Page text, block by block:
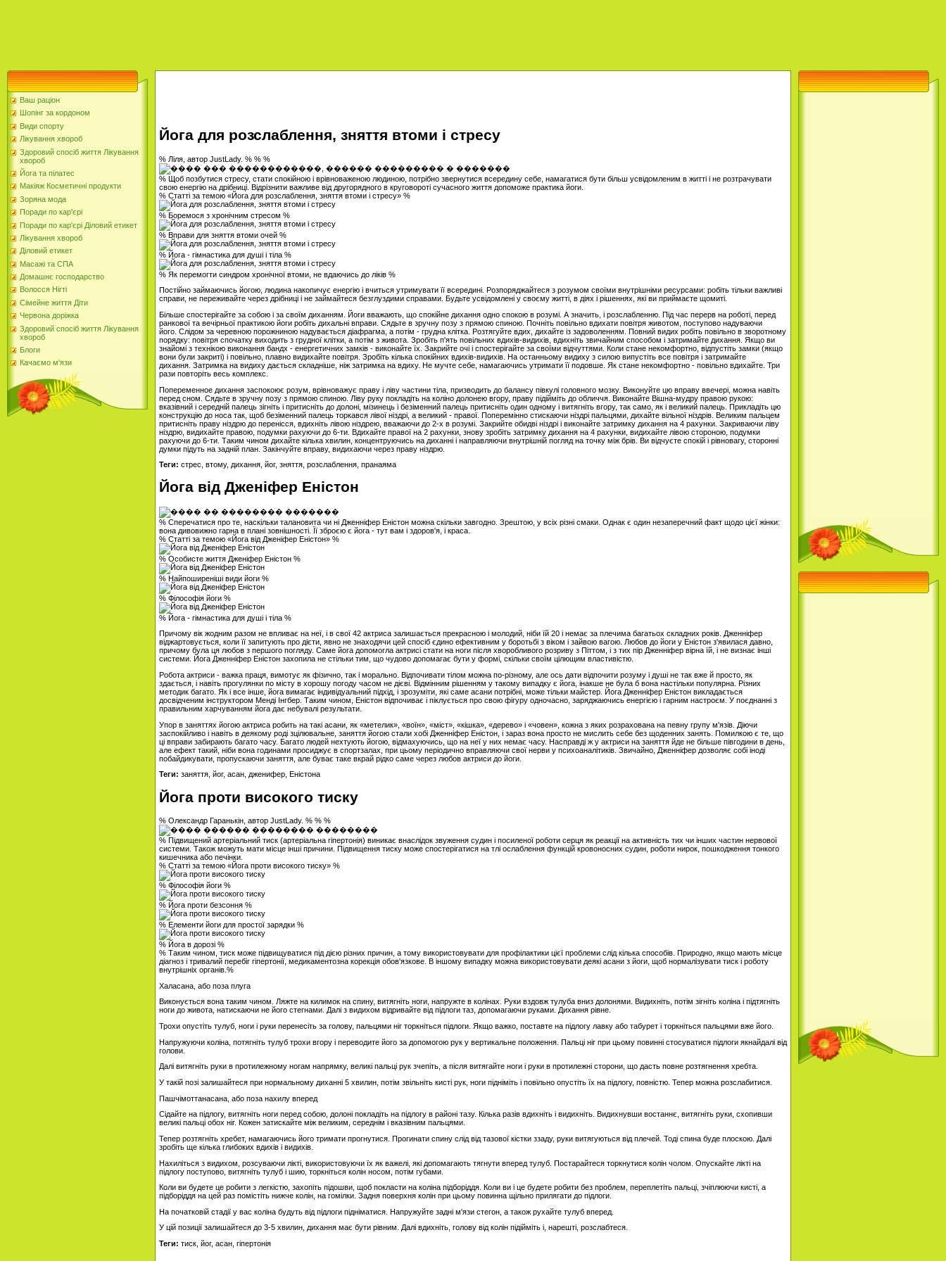
Ваш раціон
Шопінг за кордоном
Види спорту
Лікування хвороб
Здоровий спосіб життя Лікування
хвороб
Йога та пілатес
Макіяж Косметичні продукти
Зоряна мода
Поради по кар'єрі
Поради по кар'єрі Діловий етикет
Лікування хвороб
Діловий етикет
Масажі та СПА
Домашнє господарство
Волосся Нігті
Сімейне життя Діти
Червона доріжка
Здоровий спосіб життя Лікування
хвороб
Блоги
Качаємо м'язи
Йога для розслаблення, зняття втоми і стресу
% Ліля, автор JustLady. % % %
% Щоб позбутися стресу, стати спокійною і врівноваженою людиною, потрібно звернутися всередину себе, намагатися бути більш усвідомленим в житті і не розтрачувати
свою енергію на дрібниці. Відрізнити важливе від другорядного в круговороті сучасного життя допоможе практика йоги.
% Статті за темою «Йога для розслаблення, зняття втоми і стресу» %
% Боремося з хронічним стресом %
% Вправи для зняття втоми очей %
% Йога - гімнастика для душі і тіла %
% Як перемогти синдром хронічної втоми, не вдаючись до ліків %
Постійно займаючись йогою, людина накопичує енергію і вчиться утримувати її всередині. Розпоряджайтеся з розумом своїми внутрішніми ресурсами: робіть тільки важливі
справи, не переживайте через дрібниці і не займайтеся безглуздими справами. Будьте усвідомлені у своєму житті, в діях і рішеннях, які ви приймаєте щомиті.
Більше спостерігайте за собою і за своїм диханням. Йоги вважають, що спокійне дихання одно спокою в розумі. А значить, і розслабленню. Під час перерв на роботі, перед
ранкової та вечірньої практикою йоги робіть дихальні вправи. Сядьте в зручну позу з прямою спиною. Почніть повільно вдихати повітря животом, поступово надуваючи
його. Слідом за черевною порожниною надувається діафрагма, а потім - грудна клітка. Розтягуйте вдих, дихайте із задоволенням. Повний видих робіть повільно в зворотному
порядку: повітря спочатку виходить з грудної клітки, а потім з живота. Зробіть п'ять повільних вдихів-видихів, вдихніть звичайним способом і затримайте дихання. Якщо ви
знайомі з технікою виконання бандх - енергетичних замків - виконайте їх. Закрийте очі і спостерігайте за своїми відчуттями. Коли стане некомфортно, відпустіть замки (якщо
вони були закриті) і повільно, плавно видихайте повітря. Зробіть кілька спокійних вдихів-видихів. На останньому видиху з силою випустіть все повітря і затримайте
дихання. Затримка на видиху дається складніше, ніж затримка на вдиху. Не мучте себе, намагаючись утримати її подовше. Як стане некомфортно - повільно вдихайте. Три
рази повторіть весь комплекс.
Попеременное дихання заспокоює розум, врівноважує праву і ліву частини тіла, призводить до балансу півкулі головного мозку. Виконуйте цю вправу ввечері, можна навіть
перед сном. Сядьте в зручну позу з прямою спиною. Ліву руку покладіть на коліно долонею вгору, праву підійміть до обличчя. Виконайте Вішна-мудру правою рукою:
вказівний і середній палець зігніть і притисніть до долоні, мізинець і безіменний палець притисніть один одному і витягніть вгору, так само, як і великий палець. Прикладіть цю
конструкцію до носа так, щоб безіменний палець торкався лівої ніздрі, а великий - правої. Поперемінно стискаючи ніздрі пальцями, дихайте вільної ніздрів. Великим пальцем
притисніть праву ніздрю до перенісся, вдихніть лівою ніздрею, вважаючи до 2-х в розумі. Закрийте обидві ніздрі і виконайте затримку дихання на 4 рахунки. Закриваючи ліву
ніздрю, видихайте правою, подумки рахуючи до 6-ти. Вдихайте правої на 2 рахунки, знову зробіть затримку дихання на 4 рахунки, видихайте лівою стороною, подумки
рахуючи до 6-ти. Таким чином дихайте кілька хвилин, концентруючись на диханні і направляючи внутрішній погляд на точку між брів. Ви відчуєте спокій і рівновагу, сторонні
думки підуть на задній план. Закінчуйте вправу, видихаючи через праву ніздрю.
Теги: стрес, втому, дихання, йог, зняття, розслаблення, пранаяма
Йога від Дженіфер Еністон
% Сперечатися про те, наскільки талановита чи ні Дженніфер Еністон можна скільки завгодно. Зрештою, у всіх різні смаки. Однак є один незаперечний факт щодо цієї жінки:
вона дивовижно гарна в плані зовнішності. Її зброєю є йога - тут вам і здоров'я, і ​​краса.
% Статті за темою «Йога від Дженіфер Еністон» %
% Особисте життя Дженіфер Еністон %
% Найпоширеніші види йоги %
% Філософія йоги %
% Йога - гімнастика для душі і тіла %
Причому вік жодним разом не впливає на неї, і в свої 42 актриса залишається прекрасною і молодий, ніби їй 20 і немає за плечима багатьох складних років. Дженніфер
віджартовується, коли її запитують про дієти, явно не знаходячи цей спосіб єдино ефективним у боротьбі з віком і зайвою вагою. Любов до йоги у Еністон з'явилася давно,
причому була ця любов з першого погляду. Саме йога допомогла актрисі стати на ноги після хворобливого розриву з Піттом, і з тих пір Дженніфер вірна їй, і не визнає інші
системи. Йога Дженніфер Еністон захопила не стільки тим, що чудово допомагає бути у формі, скільки своїм цілющим властивістю.
Робота актриси - важка праця, вимотує як фізично, так і морально. Відпочивати тілом можна по-різному, але ось дати відпочити розуму і душі не так вже й просто, як
здається, і навіть прогулянки по місту в хорошу погоду часом не дієві. Відмінним рішенням у такому випадку є йога, інакше не була б вона настільки популярна. Різних
методик багато. Як і все інше, йога вимагає індивідуальний підхід, і зрозуміти, які саме асани потрібні, може тільки майстер. Йога Дженніфер Еністон викладається
досвідченим інструктором Менді Інгбер. Таким чином, Еністон відпочиває і піклується про свою фігуру одночасно, заряджаючись енергією і гарним настроєм. У поєднанні з
правильним харчуванням йога дає небувалі результати.
Упор в заняттях йогою актриса робить на такі асани, як «метелик», «воїн», «міст», «кішка», «дерево» і «човен», кожна з яких розрахована на певну групу м'язів. Діючи
заспокійливо і навіть в деякому роді зцілювальне, заняття йогою стали хобі Дженніфер Еністон, і зараз вона просто не мислить себе без щоденних занять. Помилкою є те, що
ці вправи забирають багато часу. Багато людей нехтують йогою, відмахуючись, що на неї у них немає часу. Насправді ж у актриси на заняття йде не більше півгодини в день,
але ефект такий, ніби вона годинами просиджує в спортзалах, при цьому періодично вправляючи свої нерви у психоаналітиків. Звичайно, Дженніфер дозволяє собі іноді
побайдикувати, пропускаючи заняття, але буває таке вкрай рідко саме через любов актриси до йоги.
Теги: заняття, йог, асан, дженифер, Еністона
Йога проти високого тиску
% Олександр Гаранькін, автор JustLady. % % %
% Підвищений артеріальний тиск (артеріальна гіпертонія) виникає внаслідок звуження судин і посиленої роботи серця як реакції на активність тих чи інших частин нервової
системи. Також можуть мати місце інші причини. Підвищення тиску може спостерігатися на тлі ослаблення функцій кровоносних судин, роботи нирок, пошкодження тонкого
кишечника або печінки.
% Статті за темою «Йога проти високого тиску» %
% Філософія йоги %
% Йога проти безсоння %
% Елементи йоги для простої зарядки %
% Йога в дорозі %
% Таким чином, тиск може підвищуватися під дією різних причин, а тому використовувати для профілактики цієї проблеми слід кілька способів. Природно, якщо мають місце
діагноз і тривалий перебіг гіпертонії, медикаментозна корекція обов'язкове. В іншому випадку можна використовувати деякі асани з йоги, щоб нормалізувати тиск і роботу
внутрішніх органів.%
Халасана, або поза плуга
Виконується вона таким чином. Ляжте на килимок на спину, витягніть ноги, напружте в колінах. Руки вздовж тулуба вниз долонями. Видихніть, потім зігніть коліна і підтягніть
ноги до живота, натискаючи не його стегнами. Далі з видихом відривайте від підлоги таз, допомагаючи руками. Дихання рівне.
Трохи опустіть тулуб, ноги і руки перенесіть за голову, пальцями ніг торкніться підлоги. Якщо важко, поставте на підлогу лавку або табурет і торкніться пальцями вже його.
Напружуючи коліна, потягніть тулуб трохи вгору і переводите його за допомогою рук у вертикальне положення. Пальці ніг при цьому повинні стосуватися підлоги якнайдалі від
голови.
Далі витягніть руки в протилежному ногам напрямку, великі пальці рук зчепіть, а після витягайте ноги і руки в протилежні сторони, що дасть повне розтягнення хребта.
У такій позі залишайтеся при нормальному диханні 5 хвилин, потім звільніть кисті рук, ноги підніміть і повільно опустіть їх на підлогу, повністю. Тепер можна розслабитися.
Пашчімоттанасана, або поза нахилу вперед
Сідайте на підлогу, витягніть ноги перед собою, долоні покладіть на підлогу в районі тазу. Кілька разів вдихніть і видихніть. Видихнувши востаннє, витягніть руки, схопивши
великі пальці обох ніг. Кожен затискайте між великим, середнім і вказівним пальцями.
Тепер розтягніть хребет, намагаючись його тримати прогнутися. Прогинати спину слід від тазової кістки ззаду, руки витягуються від плечей. Тоді спина буде плоскою. Далі
зробіть ще кілька глибоких вдихів і видихів.
Нахиліться з видихом, розсуваючи лікті, використовуючи їх як важелі, які допомагають тягнути вперед тулуб. Постарайтеся торкнутися колін чолом. Опускайте лікті на
підлогу поступово, витягніть тулуб і шию, торкніться колін носом, потім губами.
Коли ви будете це робити з легкістю, захопіть підошви, щоб покласти на коліна підборіддя. Коли ви і це будете робити без проблем, переплетіть пальці, зчіплюючи кисті, а
підборіддя на цей раз помістіть нижче колін, на гомілки. Задня поверхня колін при цьому повинна щільно прилягати до підлоги.
На початковій стадії у вас коліна будуть від підлоги підніматися. Напружуйте задні м'язи стегон, а також рухайте тулуб вперед.
У цій позиції залишайтеся до 3-5 хвилин, дихання має бути рівним. Далі вдихніть, голову від колін підійміть і, нарешті, розслабтеся.
Теги: тиск, йог, асан, гіпертонія